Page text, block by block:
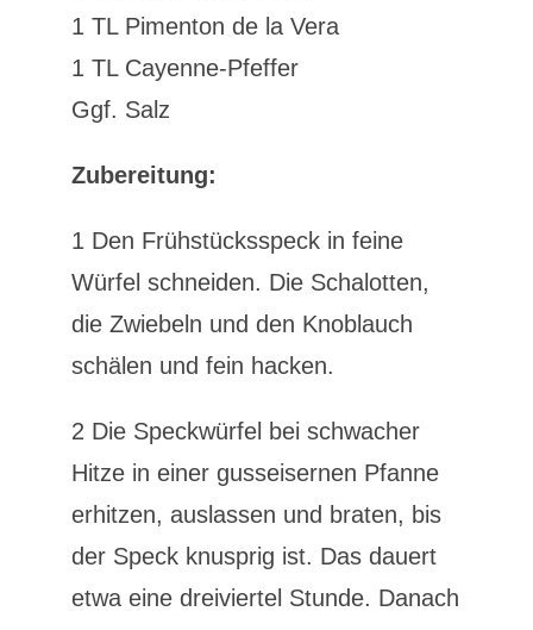
1 TL Pimenton de la Vera
1 TL Cayenne-Pfeffer
Ggf. Salz
Zubereitung:
1 Den Frühstücksspeck in feine
Würfel schneiden. Die Schalotten,
die Zwiebeln und den Knoblauch
schälen und fein hacken.
2 Die Speckwürfel bei schwacher
Hitze in einer gusseisernen Pfanne
erhitzen, auslassen und braten, bis
der Speck knusprig ist. Das dauert
etwa eine dreiviertel Stunde. Danach